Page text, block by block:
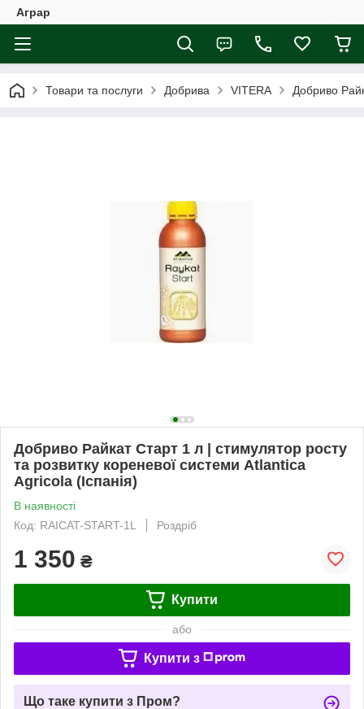
Аграр
Товари та послуги Добрива VITERA Добриво
Добриво Райкат Старт 1 л | стимулятор росту
та розвитку кореневої системи Atlantica
Agricola (Іспанія)
В наявності
Код: RAICAT-START-1L
Роздріб
1 350 ₴
Купити
або
Купити з
Що таке купити з Пром?